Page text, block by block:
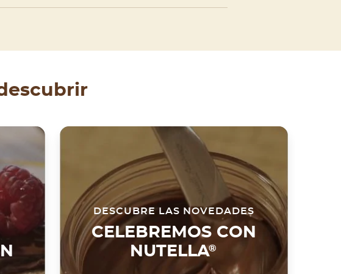
DESCUBRE LAS NOVEDADES
CELEBREMOS CON
NUTELLA®